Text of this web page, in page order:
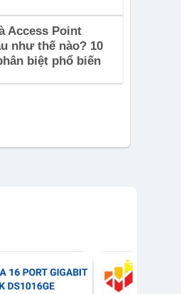
Access Point
như thế nào? 10
biệt phổ biến